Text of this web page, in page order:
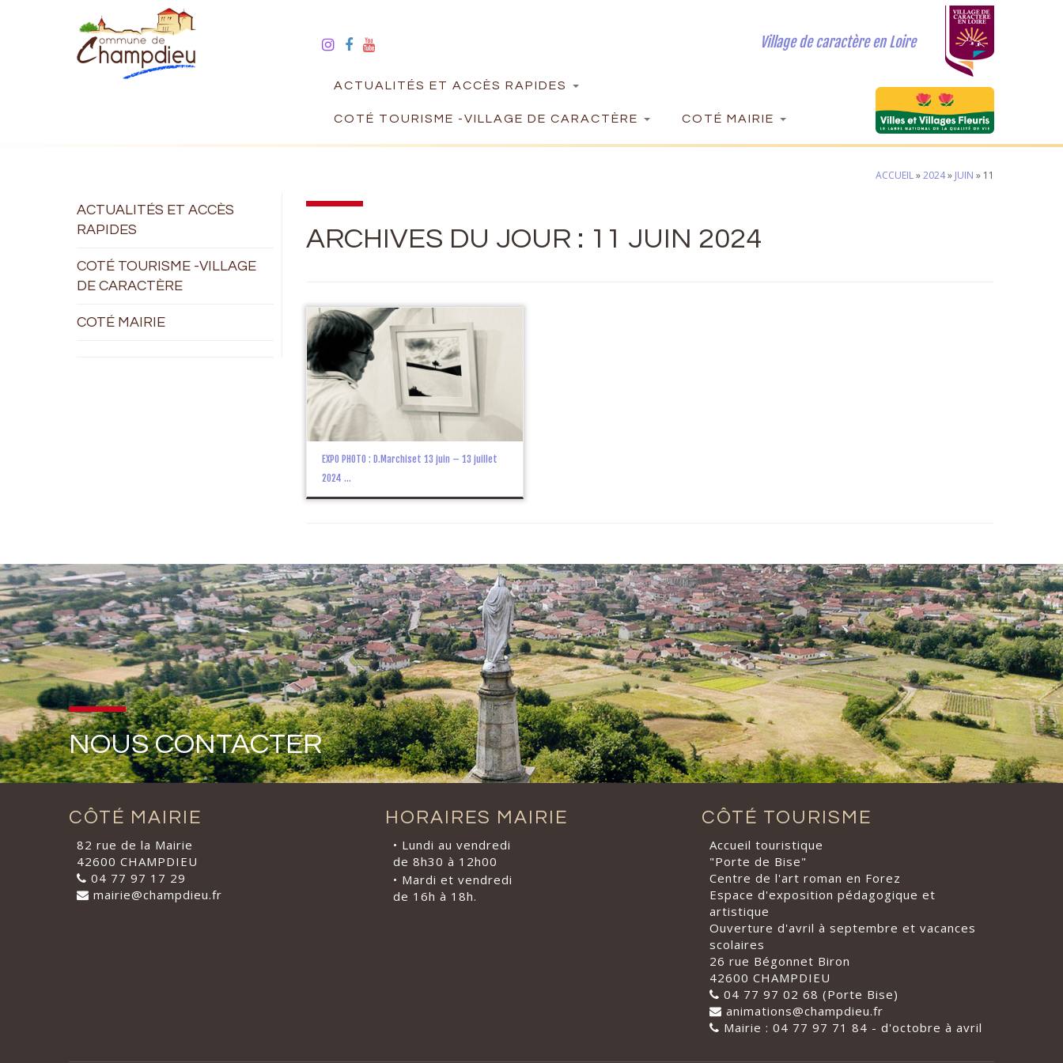
Village de caractère en Loire
ACTUALITÉS ET ACCÈS RAPIDES
COTÉ TOURISME -VILLAGE DE CARACTÈRE COTÉ MAIRIE
ACCUEIL»2024» JUIN » 11
ACTUALITÉS ET ACCÈS
RAPIDES
COTÉ TOURISME -VILLAGE
DE CARACTÈRE
COTÉ MAIRIE
ARCHIVES DU JOUR : 11 JUIN 2024
EXPO PHOTO : D.Marchiset 13 juin – 13 juillet
2024 ...
NOUS CONTACTER
CÔTÉ MAIRIE
82 rue de la Mairie
42600 CHAMPDIEU
04 77 97 17 29
mairie@champdieu.fr
HORAIRES MAIRIE
• Lundi au vendredi
de 8h30 à 12h00
• Mardi et vendredi
de 16h à 18h.
CÔTÉ TOURISME
Accueil touristique
"Porte de Bise"
Centre de l'art roman en Forez
Espace d'exposition pédagogique et
artistique
Ouverture d'avril à septembre et vacances
scolaires
26 rue Bégonnet Biron
42600 CHAMPDIEU
04 77 97 02 68 (Porte Bise)
animations@champdieu.fr
Mairie : 04 77 97 71 84 - d'octobre à avril